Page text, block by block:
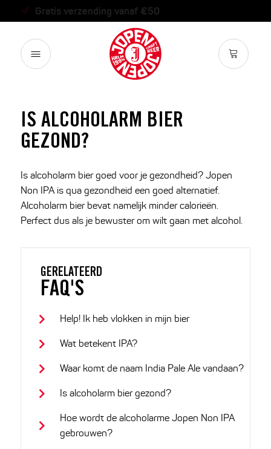
Binnen 2 werkdagen verzonden
IS ALCOHOLARM BIER
GEZOND?
Is alcoholarm bier goed voor je gezondheid? Jopen
Non IPA is qua gezondheid een goed alternatief.
Alcoholarm bier bevat namelijk minder calorieën.
Perfect dus als je bewuster om wilt gaan met alcohol.
GERELATEERD
FAQ'S
Help! Ik heb vlokken in mijn bier
Wat betekent IPA?
Waar komt de naam India Pale Ale vandaan?
Is alcoholarm bier gezond?
Hoe wordt de alcoholarme Jopen Non IPA
gebrouwen?